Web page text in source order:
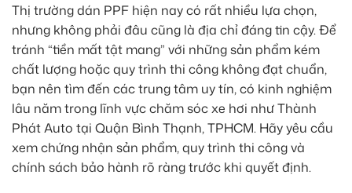
Thị trường dán PPF hiện nay có rất nhiều lựa chọn,
nhưng không phải đâu cũng là địa chỉ đáng tin cậy. Để
tránh “tiền mất tật mang” với những sản phẩm kém
chất lượng hoặc quy trình thi công không đạt chuẩn,
bạn nên tìm đến các trung tâm uy tín, có kinh nghiệm
lâu năm trong lĩnh vực chăm sóc xe hơi như Thành
Phát Auto tại Quận Bình Thạnh, TPHCM. Hãy yêu cầu
xem chứng nhận sản phẩm, quy trình thi công và
chính sách bảo hành rõ ràng trước khi quyết định.